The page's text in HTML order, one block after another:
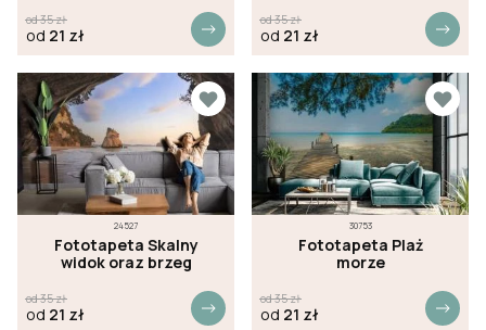
od35zł
od 21 zł
od35zł
od 21 zł
24527
Fototapeta Skalny
widok oraz brzeg
od35zł
od 21 zł
30753
Fototapeta Plaż
morze
od35zł
od 21 zł